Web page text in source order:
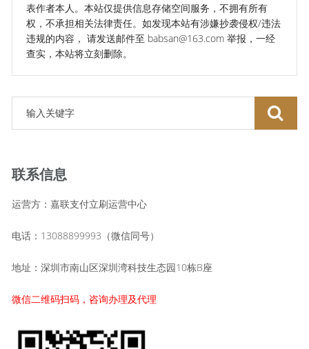
表作者本人。本站仅提供信息存储空间服务，不拥有所有
权，不承担相关法律责任。如发现本站有涉嫌抄袭侵权/违法
违规的内容， 请发送邮件至 babsan@163.com 举报，一经
查实，本站将立刻删除。
联系信息
运营方：嘉联支付立刷运营中心
电话：13088899993（微信同号）
地址：深圳市南山区深圳湾科技生态园10栋B座
微信二维码扫码，咨询办理及代理